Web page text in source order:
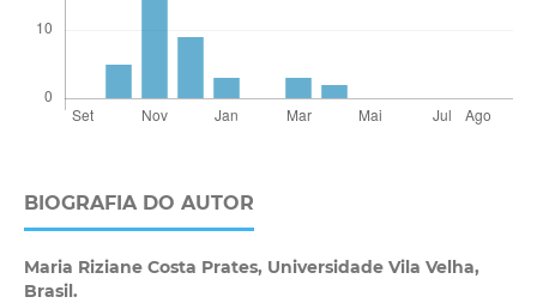
BIOGRAFIA DO AUTOR
Maria Riziane Costa Prates, Universidade Vila Velha,
Brasil.